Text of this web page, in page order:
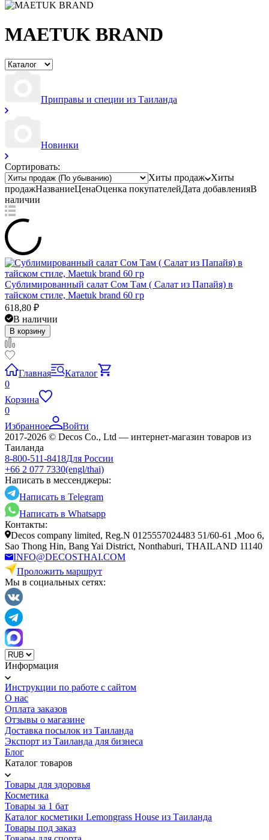
MAETUK BRAND
Приправы и специи из Таиланда
Новинки
Сортировать:
Хиты продаж
Хиты
продажНазваниеЦенаОценка покупателейДата добавленияВ
наличии
Сублимированный салат Сом Там ( Салат из Папайя) в
тайском стиле, Maetuk brand 60 гр
618,80 ₽
В наличии
В корзину
Главная
Каталог
0
Корзина
0
Избранное
Войти
2017-2026 © Decos Co., Ltd — интернет-магазин товаров из
Таиланда
8-800-511-8418Для России
+66 2 077 7330(engl/thai)
Написать в мессенджеры:
Написать в Telegram
Написать в Whatsapp
Контакты:
Decos company limited, Reg.N 0125557024483 51/60-61 ,Moo 6,
Sao Thong Hin, Bang Yai District, Nonthaburi, THAILAND 11140
INFO@DECOSTHAI.COM
Проложить маршрут
Мы в социальных сетях:
Информация
Инструкции по работе с сайтом
О нас
Оплата заказов
Отзывы о магазине
Доставка посылок из Таиланда
Экспорт из Таиланда для бизнеса
Блог
Каталог товаров
Товары для здоровья
Косметика
Товары за 1 бат
Каталог косметики Lemongrass House из Таиланда
Товары под заказ